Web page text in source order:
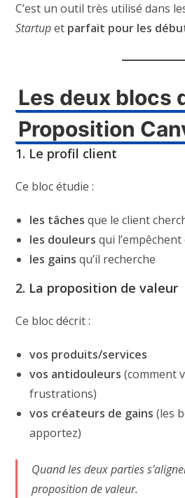
C’est un outil très utilisé dans
Startupet parfait pour les
Les deux blocs
Proposition
1. Le profil client
Ce bloc étudie :
les tâches que le client
les douleurs qui l’empêchent
les gains qu’il recherche
2. La proposition de valeur
Ce bloc décrit :
vos produits/services
vos antidouleurs (comment
frustrations)
vos créateurs de gains (les
apportez)
Quand les deux parties
proposition de valeur.